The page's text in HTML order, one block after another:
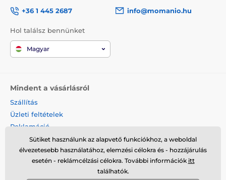
+36 1 445 2687
info@momanio.hu
Hol találsz bennünket
Magyar
Mindent a vásárlásról
Szállítás
Üzleti feltételek
Reklamáció
Termék visszaküldése
Termék cseréje
Cookies
Sütiket használunk az alapvető funkciókhoz, a weboldal
élvezetesebb használatához, elemzési célokra és - hozzájárulás
esetén - reklámcélzási célokra. További információk itt
találhatók.